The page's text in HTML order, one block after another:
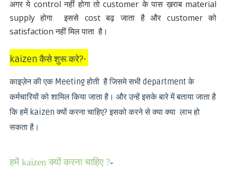
अगर ये control नहीं होगा तो customer के पास ख़राब material
supply होगा इससे cost बढ़ जाता है और customer को
satisfaction नहीं मिल पाता है।
kaizen कैसे शुरू करे?-
काइज़ेन की एक Meeting होती है जिसमे सभी department के
कर्मचारियों को शामिल किया जाता है। और उन्हें इसके बारे में बताया जाता है
कि हमें kaizen क्यों करना चाहिए? इसको करने से क्या क्या लाभ हो
सकता है।
हमें kaizen क्यों करना चाहिए ?-